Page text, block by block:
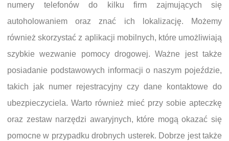
numery telefonów do kilku firm zajmujących się
autoholowaniem oraz znać ich lokalizację. Możemy
również skorzystać z aplikacji mobilnych, które umożliwiają
szybkie wezwanie pomocy drogowej. Ważne jest także
posiadanie podstawowych informacji o naszym pojeździe,
takich jak numer rejestracyjny czy dane kontaktowe do
ubezpieczyciela. Warto również mieć przy sobie apteczkę
oraz zestaw narzędzi awaryjnych, które mogą okazać się
pomocne w przypadku drobnych usterek. Dobrze jest także